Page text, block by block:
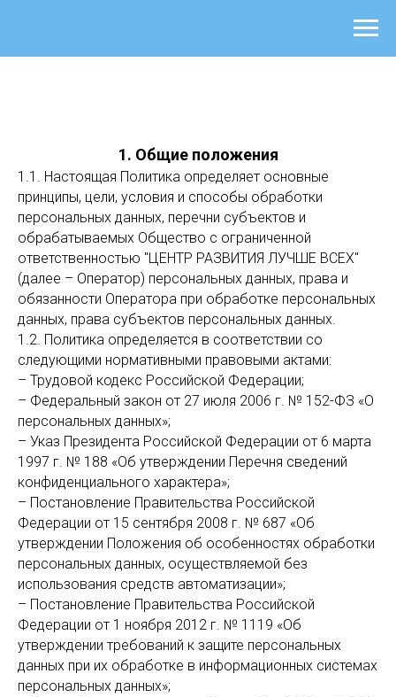
1. Общие положения
1.1. Настоящая Политика определяет основные
принципы, цели, условия и способы обработки
персональных данных, перечни субъектов и
обрабатываемых Общество с ограниченной
ответственностью "ЦЕНТР РАЗВИТИЯ ЛУЧШЕ ВСЕХ"
(далее – Оператор) персональных данных, права и
обязанности Оператора при обработке персональных
данных, права субъектов персональных данных.
1.2. Политика определяется в соответствии со
следующими нормативными правовыми актами:
– Трудовой кодекс Российской Федерации;
– Федеральный закон от 27 июля 2006 г. № 152-ФЗ «О
персональных данных»;
– Указ Президента Российской Федерации от 6 марта
1997 г. № 188 «Об утверждении Перечня сведений
конфиденциального характера»;
– Постановление Правительства Российской
Федерации от 15 сентября 2008 г. № 687 «Об
утверждении Положения об особенностях обработки
персональных данных, осуществляемой без
использования средств автоматизации»;
– Постановление Правительства Российской
Федерации от 1 ноября 2012 г. № 1119 «Об
утверждении требований к защите персональных
данных при их обработке в информационных системах
персональных данных»;